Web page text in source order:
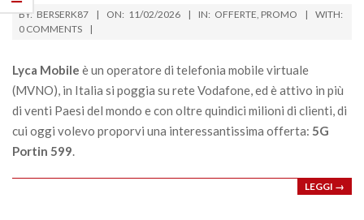
2026-
02-
BY: BERSERK87 ON: 11/02/2026 IN: OFFERTE PROMO
WITH:
0 COMMENTS
Lyca Mobile è un operatore di telefonia mobile virtuale
(MVNO), in Italia si poggia su rete Vodafone, ed è attivo in più
di venti Paesi del mondo e con oltre quindici milioni di clienti, di
cui oggi volevo proporvi una interessantissima offerta: 5G
Portin 599.
LEGGI →